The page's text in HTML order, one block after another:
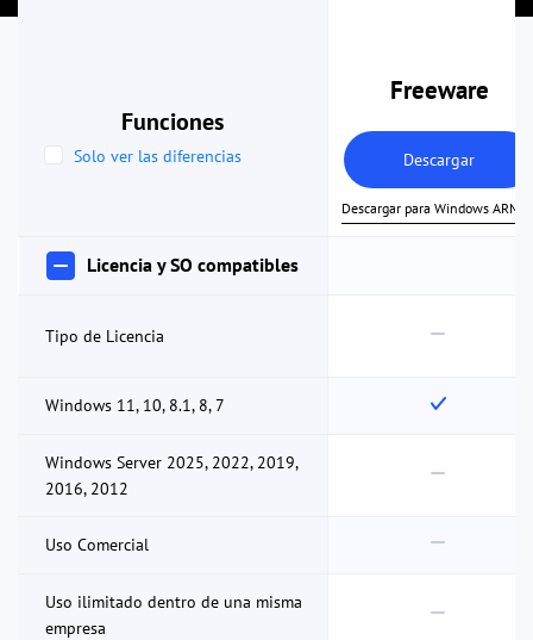
Funciones
Solo ver las diferencias
Freeware
Descargar
Descargar para Windows
Licencia y SO compatibles
Tipo de Licencia
Windows 11, 10, 8.1, 8, 7
Windows Server 2025, 2022, 2019,
2016, 2012
Uso Comercial
Uso ilimitado dentro de una misma
empresa